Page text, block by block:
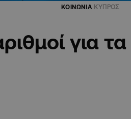
ΚΟΙΝΩΝΙΑ ΚΥΠΡΟΣ
για τα